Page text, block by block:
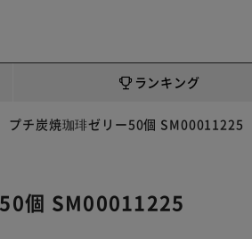
ランキング
プチ炭焼珈琲ゼリー50個 SM00011225
個 SM00011225